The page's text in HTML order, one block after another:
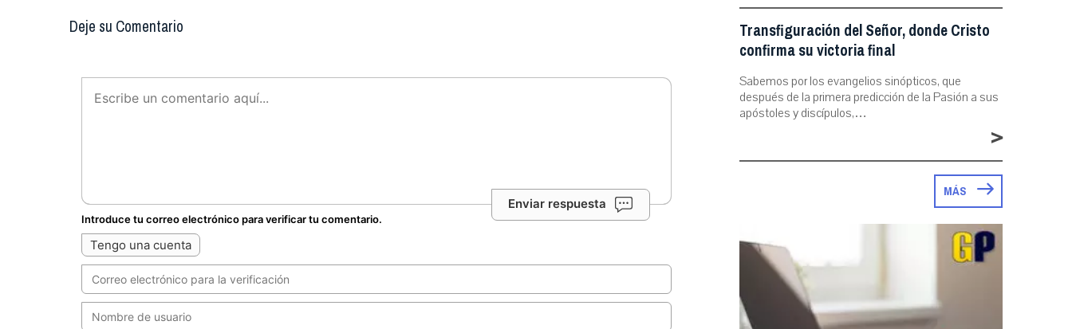
Deje su Comentario
Enviar respuesta
Introduce tu correo electrónico para verificar tu comentario.
Tengo una cuenta
Transfiguración del Señor, donde Cristo
confirma su victoria final
Sabemos por los evangelios sinópticos, que
después de la primera predicción de la Pasión a sus
apóstoles y discípulos,…
>
MÁS